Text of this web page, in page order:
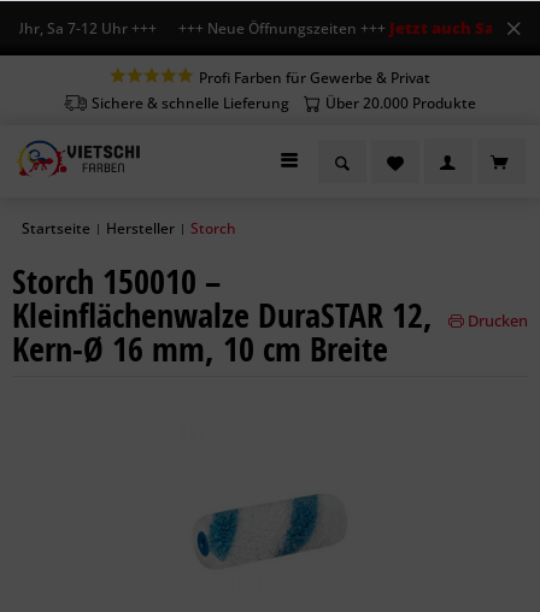
Sa 7-12 Uhr +++ +++ Neue Öffnungszeiten +++Jetzt auch Sa
Profi Farben für Gewerbe & Privat
Sichere & schnelle Lieferung
Über 20.000 Produkte
Startseite | Hersteller | Storch
Storch 150010 –
Kleinflächenwalze DuraSTAR 12,
Kern-Ø 16 mm, 10 cm Breite
Drucken